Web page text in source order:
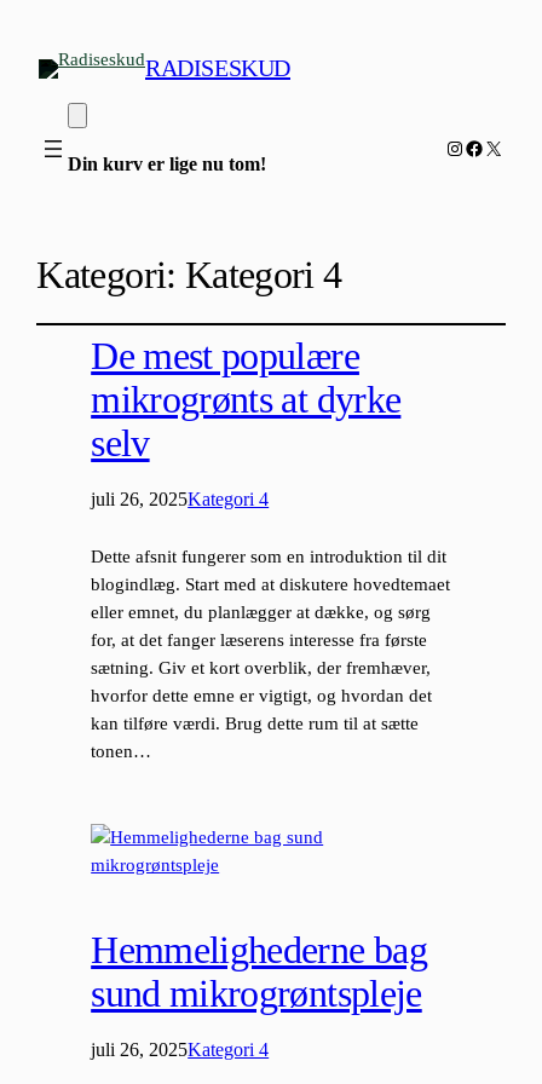
RADISESKUD
Din kurv er lige nu tom!
Instagram
Facebook
X
Kategori: Kategori 4
De mest populære
mikrogrønts at dyrke
selv
juli 26, 2025Kategori 4
Dette afsnit fungerer som en introduktion til dit
blogindlæg. Start med at diskutere hovedtemaet
eller emnet, du planlægger at dække, og sørg
for, at det fanger læserens interesse fra første
sætning. Giv et kort overblik, der fremhæver,
hvorfor dette emne er vigtigt, og hvordan det
kan tilføre værdi. Brug dette rum til at sætte
tonen…
Hemmelighederne bag
sund mikrogrøntspleje
juli 26, 2025Kategori 4